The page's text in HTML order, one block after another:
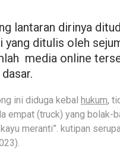
lantaran dirinya
ditulis oleh
media online
ini diduga kebal hukum,
empat (truck) yang bolak-
meranti”. kutipan